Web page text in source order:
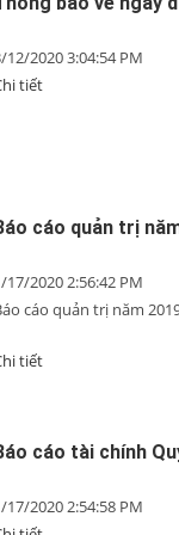
12/2020 3:04:54 PM
tiết
cáo quản trị
17/2020 2:56:42 PM
cáo quản trị năm
tiết
cáo tài chính
17/2020 2:54:58 PM